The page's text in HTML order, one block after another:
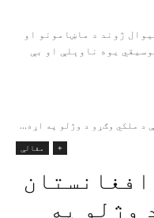
ژوند د ماښامونو او
یوه ناوېلې او بې‌